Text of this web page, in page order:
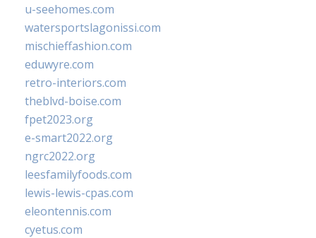
u-seehomes.com
watersportslagonissi.com
mischieffashion.com
eduwyre.com
retro-interiors.com
theblvd-boise.com
fpet2023.org
e-smart2022.org
ngrc2022.org
leesfamilyfoods.com
lewis-lewis-cpas.com
eleontennis.com
cyetus.com